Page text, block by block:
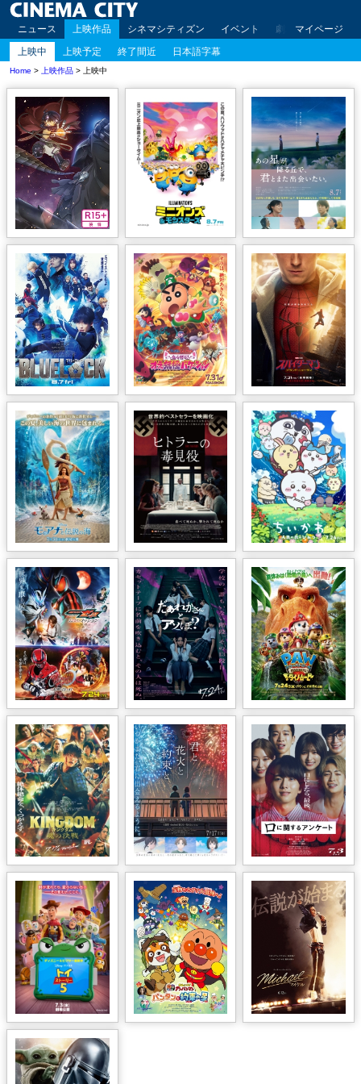
ニュース 上映作品 シネマシティズン イベント 劇場案内 アク
マイページ
上映中
上映予定 終了間近 日本語字幕
Home > 上映作品 > 上映中